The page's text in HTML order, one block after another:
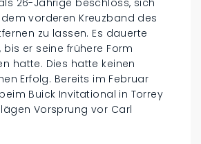
vorderen Kreuzband des
zu lassen. Es dauerte
bis er seine frühere Form
hatte. Dies hatte keinen
Erfolg. Bereits im Februar
Buick Invitational in Torrey
Vorsprung vor Carl